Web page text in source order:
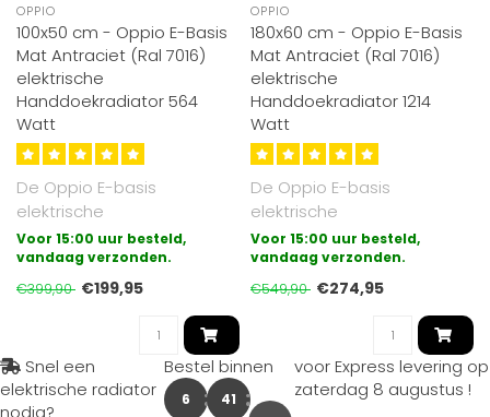
OPPIO
100x50 cm - Oppio E-Basis
Mat Antraciet (Ral 7016)
elektrische
Handdoekradiator 564
Watt
De Oppio E-basis
elektrische
badkamerradiator is de
meest eenvoudige vorm
van el..
Voor 15:00 uur besteld,
vandaag verzonden.
€399,90 €199,95
OPPIO
180x60 cm - Oppio E-Basis
Mat Antraciet (Ral 7016)
elektrische
Handdoekradiator 1214
Watt
De Oppio E-basis
elektrische
badkamerradiator is de
meest eenvoudige vorm
van el..
Voor 15:00 uur besteld,
vandaag verzonden.
€549,90 €274,95
Snel een
elektrische radiator
nodig?
Bestel binnen
6
41
voor Express levering op
zaterdag 8 augustus !